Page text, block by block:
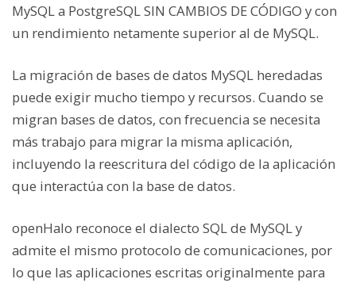
MySQL a PostgreSQL SIN CAMBIOS DE CÓDIGO y con
un rendimiento netamente superior al de MySQL.
La migración de bases de datos MySQL heredadas
puede exigir mucho tiempo y recursos. Cuando se
migran bases de datos, con frecuencia se necesita
más trabajo para migrar la misma aplicación,
incluyendo la reescritura del código de la aplicación
que interactúa con la base de datos.
openHalo reconoce el dialecto SQL de MySQL y
admite el mismo protocolo de comunicaciones, por
lo que las aplicaciones escritas originalmente para